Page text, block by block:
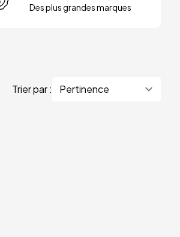
Des plus grandes marques
Trier par :